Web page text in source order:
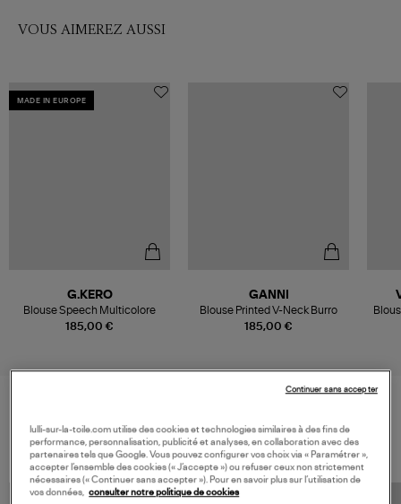
VOUS AIMEREZ AUSSI
MADE IN EUROPE
185,00 €
G.KERO
Blouse Speech Multicolore
185,00 €
GANNI
Blouse Printed V-Neck Burro
VOS DERNIERS PRODUITS VUS
lulli-sur-la-toile.com utilise des cookies et technologies similaires à des fins de
performance, personnalisation, publicité et analyses, en collaboration avec des
partenaires tels que Google. Vous pouvez configurer vos choix via « Paramétrer »,
accepter l’ensemble des cookies (« J’accepte ») ou refuser ceux non strictement
nécessaires (« Continuer sans accepter »). Pour en savoir plus sur l’utilisation de
vos données, consulter notre politique de cookies
Continuer sans accepter